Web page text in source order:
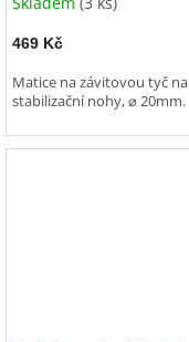
469 Kč
Matice na závitovou tyč na
stabilizační nohy, ⌀ 20mm.